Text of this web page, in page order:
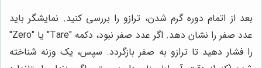
بعد از اتمام دوره گرم شدن، ترازو را بررسی کنید. نمایشگر باید
عدد صفر را نشان دهد. اگر عدد صفر نبود، دکمه "Tare" یا "Zero"
را فشار دهید تا ترازو به صفر بازگردد. سپس، یک وزنه شناخته